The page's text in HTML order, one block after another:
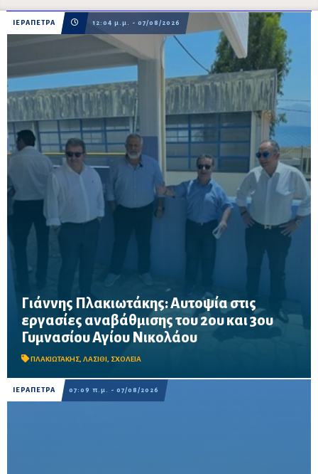
ΙΕΡΑΠΕΤΡΑ 12:04 μ.μ. - 07/08/2026
Γιάννης Πλακιωτάκης: Αυτοψία στις
εργασίες αναβάθμισης του 2ου και 3ου
Γυμνασίου Αγίου Νικολάου
ΠΛΑΚΙΩΤΑΚΗΣ, ΛΑΣΙΘΙ , ΣΧΟΛΕΙΑ
Οι παρεμβάσεις του προγράμματος «Μαριέττα Γιαννάκου»
αναμένεται να ολοκληρωθούν πριν από τη νέα σχολική χρονιά –
Προβλέπονται ανακαινίσεις αιθουσών, αύλειων και αθλητικών
χώρων, καθώς και έργα προσβασ...
ΙΕΡΑΠΕΤΡΑ 07:09 π.μ. - 07/08/2026